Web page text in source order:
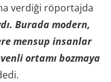
verdiği röportajda
Burada modern,
mensup insanlar
ortamı bozmaya